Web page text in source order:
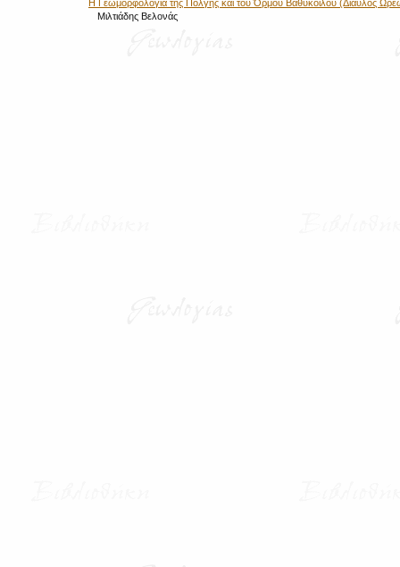
Η Γεωμορφολογία της Πόλγης και του Όρμου Βαθύκοιλου (Δίαυλος
Μιλτιάδης Βελονάς